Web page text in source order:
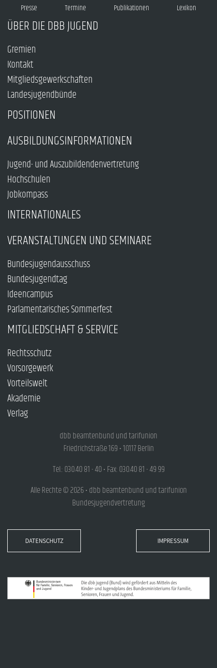
Presse Termine Publikationen Lexikon
ÜBER DIE DBB JUGEND
Gremien
Kontakt
Mitgliedsgewerkschaften
Landesjugendbünde
POSITIONEN
AUSBILDUNGSINFORMATIONEN
Jugend- und Auszubildendenvertretung
Hochschulen
Jobkompass
INTERNATIONALES
VERANSTALTUNGEN UND SEMINARE
Bundesjugendausschuss
Bundesjugendtag
Ideencampus
Parlamentarisches Sommerfest
MITGLIEDSCHAFT & SERVICE
Rechtsschutz
Vorsorgewerk
Vorteilswelt
Akademie
Verlag
dbb beamtenbund und tarifunion
Friedrichstraße 169 • 10117 Berlin
Tel.: 030.40 81 - 40 • Fax: 030.40 81 - 49 99
Alle Rechte © 2026 • dbb beamtenbund und tarifunion
Bundesjugendvertretung
DATENSCHUTZ IMPRESSUM